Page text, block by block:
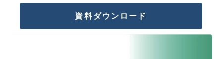
資料ダウンロード